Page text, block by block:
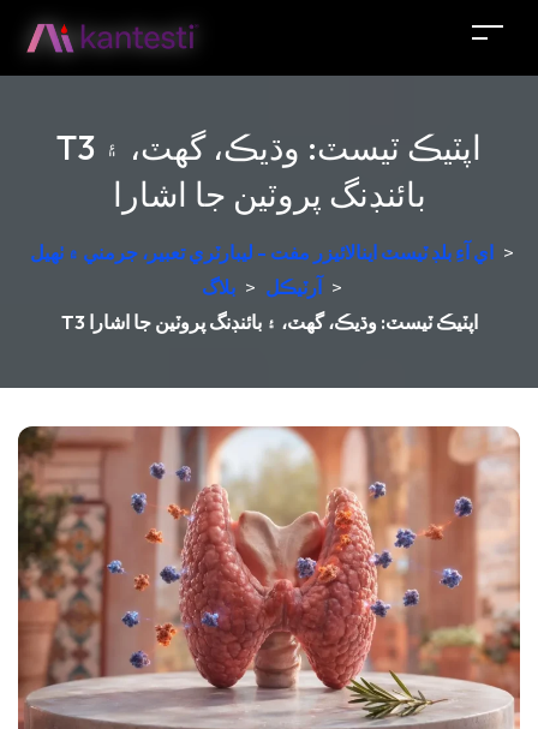
T3 اپٽيڪ ٽيسٽ: وڌيڪ، گهٽ، ۽
بائنڊنگ پروٽين جا اشارا
اي آءِ بلڊ ٽيسٽ اينالائيزر مفت - ليبارٽري تعبير، جرمني ۾ ٺهيل >
بلاگ > آرٽيڪل >
T3 اپٽيڪ ٽيسٽ: وڌيڪ، گهٽ، ۽ بائنڊنگ پروٽين جا اشارا